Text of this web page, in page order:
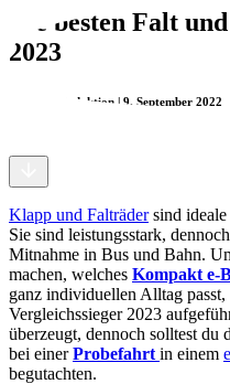
Die besten Falt
2023
e-motion Redaktion | 9. September 2022
Klapp und Falträdersind ideale
Sie sind leistungsstark,
Mitnahme in Bus und Bahn.
machen, welches Kompakt e-
ganz individuellen Alltag
Vergleichssieger 2023
überzeugt, dennoch solltest
bei einerProbefahrt in einem
begutachten.